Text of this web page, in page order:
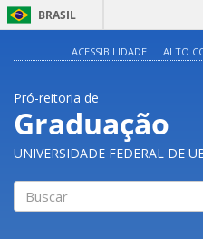
BRASIL
ACESSIBILIDADE ALTO
Pró-reitoria de
Graduação
UNIVERSIDADE FEDERAL DE